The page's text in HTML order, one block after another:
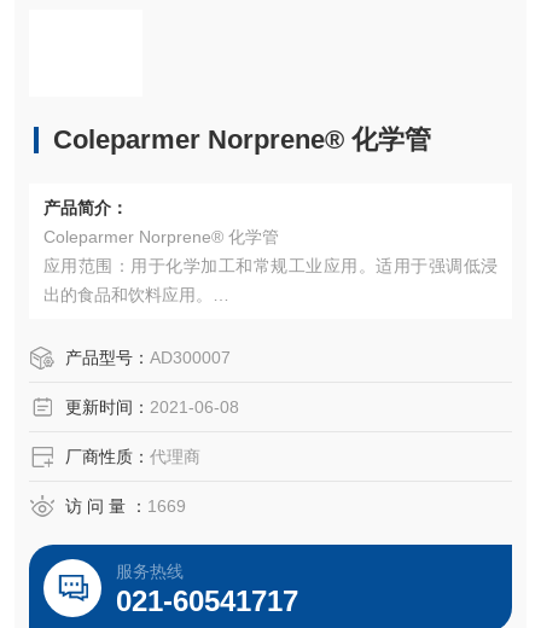
Coleparmer Norprene® 化学管
产品简介：
Coleparmer Norprene® 化学管
应用范围：用于化学加工和常规工业应用。适用于强调低浸
出的食品和饮料应用。
5 内壁 ，具有的耐化学性。无增塑剂，不会浸出。长弯曲寿
温度范围：-76 至 165°F（-60 至 74°C）
产品型号： AD300007
更新时间： 2021-06-08
厂商性质： 代理商
访 问 量 ： 1669
服务热线
021-60541717